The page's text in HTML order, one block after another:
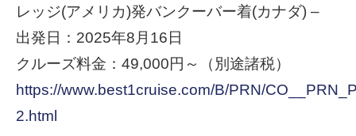
レッジ(アメリカ)発バンクーバー着(カナダ) –
出発日：2025年8月16日
クルーズ料金：49,000円～（別途諸税）
https://www.best1cruise.com/B/PRN/
2.html